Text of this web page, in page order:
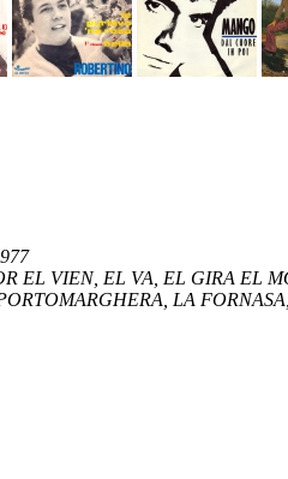
EL VIEN, EL VA, EL GIRA EL
LA